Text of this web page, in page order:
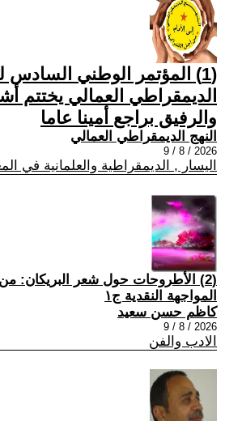
(1) المؤتمر الوطني السادس
الديمقراطي العمالي يختتم
والرفيق براجع أمينا عاما
النهج الديمقراطي العمالي
2026 / 8 / 9
اليسار , الديمقراطية والعلمانية في
(2) الأطروحات حول شعر البريكان: من
المواجهة النقدية ج١
كاظم حسن سعيد
2026 / 8 / 9
الادب والفن